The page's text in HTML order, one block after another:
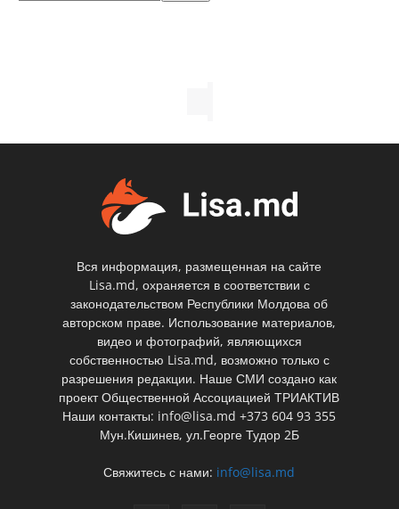
Вся информация, размещенная на сайте
Lisa.md, охраняется в соответствии с
законодательством Республики Молдова об
авторском праве. Использование материалов,
видео и фотографий, являющихся
собственностью Lisa.md, возможно только с
разрешения редакции. Наше СМИ создано как
проект Общественной Ассоциацией ТРИАКТИВ
Наши контакты: info@lisa.md +373 604 93 355
Мун.Кишинев, ул.Георге Тудор 2Б
Свяжитесь с нами: info@lisa.md